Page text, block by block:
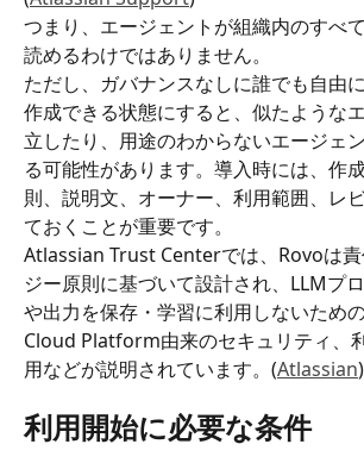
つまり、エージェントが組織内のすべ
読めるわけではありません。
ただし、ガバナンスなしに誰でも自由
作成できる状態にすると、似たような
立したり、用途のわからないエージェ
る可能性があります。導入時には、作
則、説明文、オーナー、利用範囲、レ
ておくことが重要です。
Atlassian Trust Centerでは、Rovoは責
ジー原則に基づいて設計され、LLMプ
や出力を保存・学習に利用しないため
Cloud Platform由来のセキュリティ、
用などが説明されています。(Atlassian)
利用開始に必要な条件